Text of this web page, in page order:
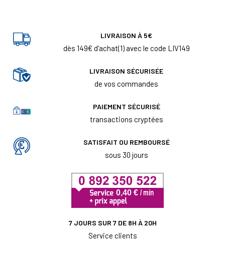
LIVRAISON À 5€
dès 149€ d'achat(1) avec le code LIV149
LIVRAISON SÉCURISÉE
de vos commandes
PAIEMENT SÉCURISÉ
transactions cryptées
SATISFAIT OU REMBOURSÉ
sous 30 jours
7 JOURS SUR 7 DE 8H À 20H
Service clients